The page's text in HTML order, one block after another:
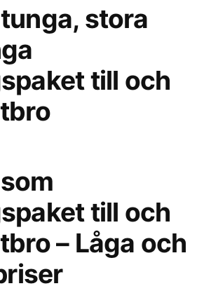
stora
till och
till och
– Låga och